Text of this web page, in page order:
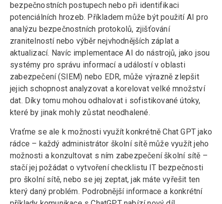
bezpečnostních postupech nebo při identifikaci
potenciálních hrozeb. Příkladem může být použití AI pro
analýzu bezpečnostních protokolů, zjišťování
zranitelností nebo výběr nejvhodnějších záplat a
aktualizací. Navíc implementace AI do nástrojů, jako jsou
systémy pro správu informací a událostí v oblasti
zabezpečení (SIEM) nebo EDR, může výrazně zlepšit
jejich schopnost analyzovat a korelovat velké množství
dat. Díky tomu mohou odhalovat i sofistikované útoky,
které by jinak mohly zůstat neodhalené.
Vraťme se ale k možnosti využít konkrétně Chat GPT jako
rádce – každý administrátor školní sítě může využít jeho
možnosti a konzultovat s ním zabezpečení školní sítě –
stačí jej požádat o vytvoření checklistu IT bezpečnosti
pro školní sítě, nebo se jej zeptat, jak máte vyřešit ten
který daný problém. Podrobnější informace a konkrétní